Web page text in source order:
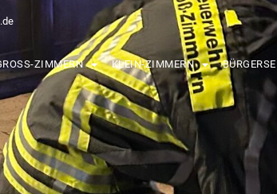
ZIMMERN KLEIN-ZIMMERN